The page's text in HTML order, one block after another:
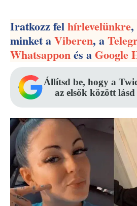
Iratkozz felhírlevelünkre,
minket aViberen, a
Whatsapponés aGoogle
Állítsd be, hogy a
az elsők között